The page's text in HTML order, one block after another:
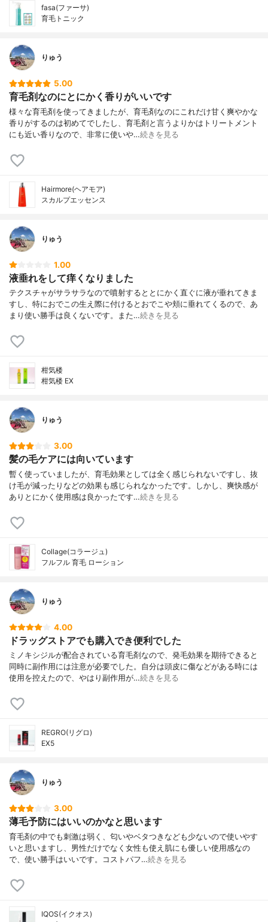
fasa(ファーサ)
育毛トニック
りゅう
5.00
育毛剤なのにとにかく香りがいいです
様々な育毛剤を使ってきましたが、育毛剤なのにこれだけ甘く爽やかな
香りがするのは初めてでしたし、育毛剤と言うよりかはトリートメント
にも近い香りなので、非常に使いや…続きを見る
Hairmore(ヘアモア)
スカルプエッセンス
りゅう
1.00
液垂れをして痒くなりました
テクスチャがサラサラなので噴射するととにかく直ぐに液が垂れてきま
すし、特におでこの生え際に付けるとおでこや頬に垂れてくるので、あ
まり使い勝手は良くないです。また…続きを見る
柑気楼
柑気楼 EX
りゅう
3.00
髪の毛ケアには向いています
暫く使っていましたが、育毛効果としては全く感じられないですし、抜
け毛が減ったりなどの効果も感じられなかったです。しかし、爽快感が
ありとにかく使用感は良かったです…続きを見る
Collage(コラージュ)
フルフル 育毛 ローション
りゅう
4.00
ドラッグストアでも購入でき便利でした
ミノキシジルが配合されている育毛剤なので、発毛効果を期待できると
同時に副作用には注意が必要でした。自分は頭皮に傷などがある時には
使用を控えたので、やはり副作用が…続きを見る
REGRO(リグロ)
EX5
りゅう
3.00
薄毛予防にはいいのかなと思います
育毛剤の中でも刺激は弱く、匂いやベタつきなども少ないので使いやす
いと思いますし、男性だけでなく女性も使え肌にも優しい使用感なの
で、使い勝手はいいです。コストパフ…続きを見る
IQOS(イクオス)